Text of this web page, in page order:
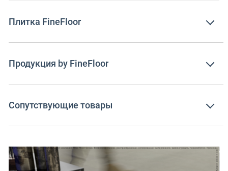
Плитка FineFloor
Продукция by FineFloor
Сопутствующие товары